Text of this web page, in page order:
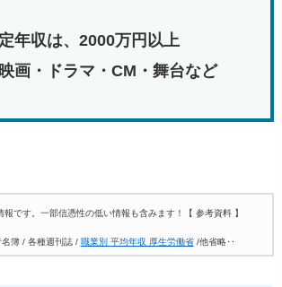
年収は、2000万円以上
画・ドラマ・CM・舞台など
報です。一部信憑性の低い情報も含みます！ 【 参考資料 】
簿 / 各種週刊誌 / 職業別 平均年収 厚生労働省/他省略‥